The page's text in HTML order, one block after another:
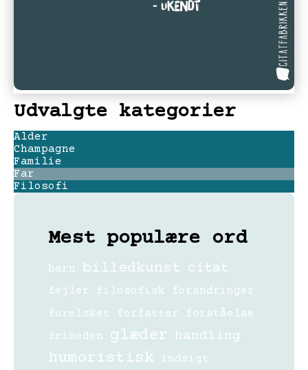
Udvalgte kategorier
Alder
Champagne
Familie
Far
Filosofi
Mest populære ord
barn billedkunst citat
fejler filosofisk
forandringer
forelsket
forfatter
forståelse
friheden
glæder handling
humoristisk indsigt